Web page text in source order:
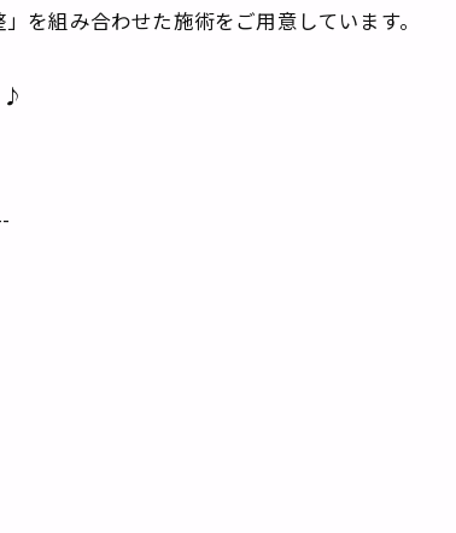
を組み合わせた施術をご用意しています。
♪